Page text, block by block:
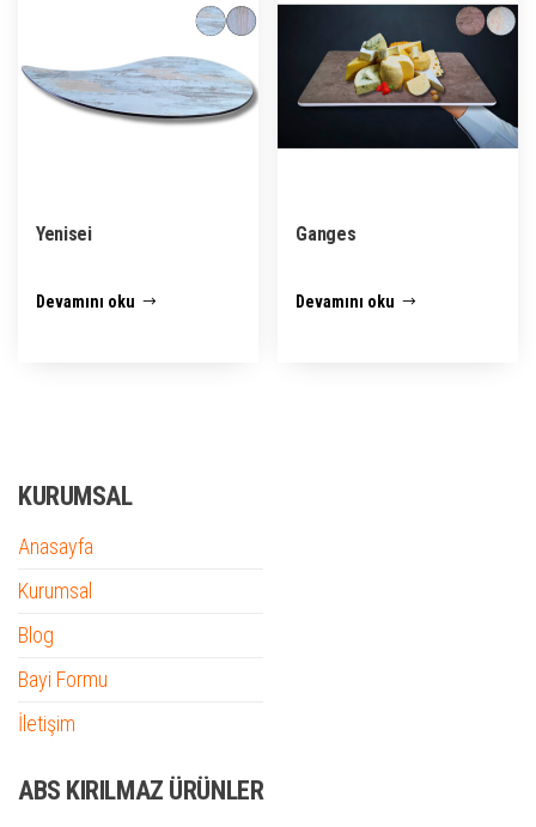
Yenisei
Devamını oku
Ganges
Devamını oku
KURUMSAL
Anasayfa
Kurumsal
Blog
Bayi Formu
İletişim
ABS KIRILMAZ ÜRÜNLER